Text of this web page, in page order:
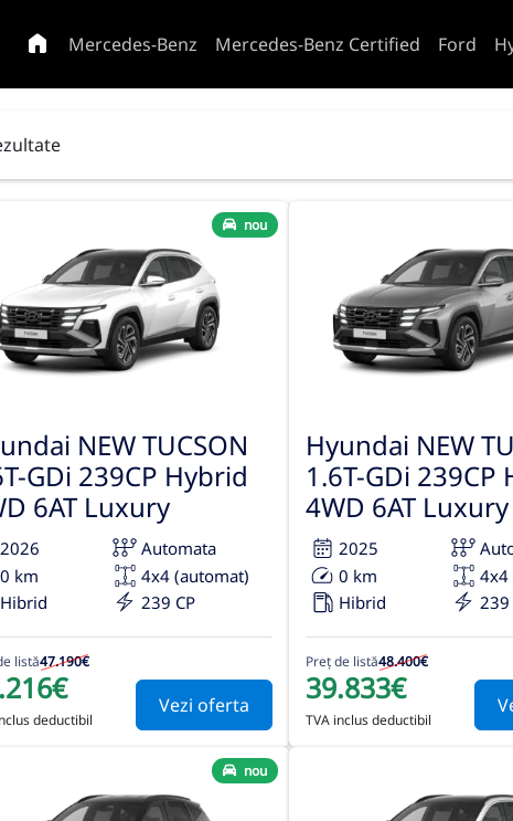
Mercedes-Benz Mercedes-Benz Certified Ford
nou
NEW TUCSON
GDi 239CP Hybrid
6AT Luxury
2026
Automata
0 km
4x4 (automat)
Hibrid
239 CP
listă47.190€
deductibil
Vezi oferta
Hyundai NEW
1.6T-GDi 239CP
4WD 6AT
2025
0 km
4x4
Hibrid
239
Preț de listă48.400€
39.833€
TVA inclus deductibil
nou